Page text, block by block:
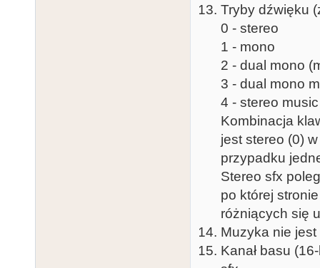
Tryby dźwięku
0 - stereo
1 - mono
2 - dual mono
3 - dual mono
4 - stereo
Kombinacja
jest stereo (0)
przypadku
Stereo sfx
po której
różniących się
Muzyka nie
Kanał basu